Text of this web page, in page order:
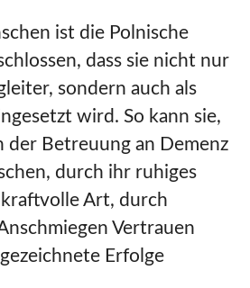
ist die Polnische
dass sie nicht nur
sondern auch als
wird. So kann sie,
der Betreuung an Demenz
durch ihr ruhiges
Art, durch
Vertrauen
Erfolge